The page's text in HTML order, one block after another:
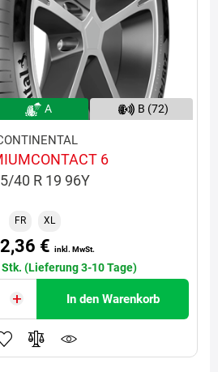
A B (72)
6
40 R 19 96Y
FR XL
€ inkl. MwSt.
(Lieferung 3-10 Tage)
In den Warenkorb